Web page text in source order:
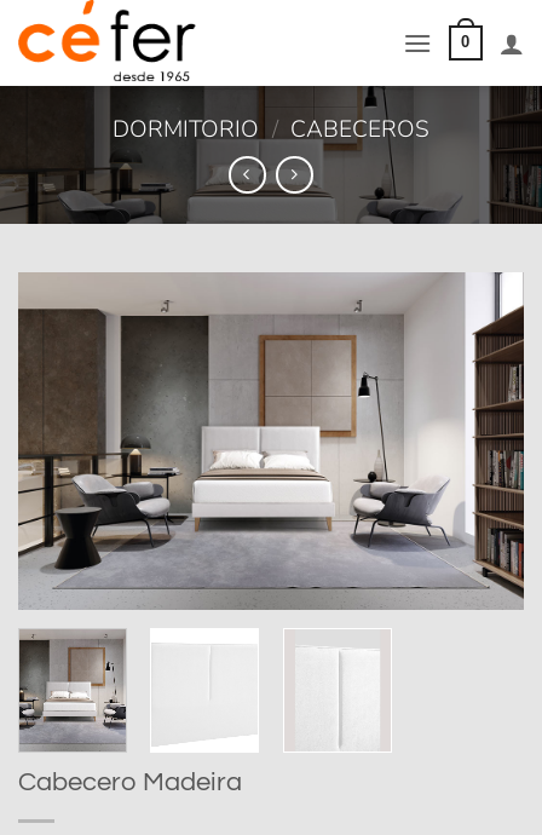
0
DORMITORIO / CABECEROS
Cabecero Madeira